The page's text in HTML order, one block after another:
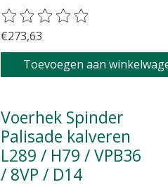
De beoordeling van dit
€273,63
Toevoegen aan
Voerhek Spinder
Palisade kalveren
L289 / H79 / VPB36
/ 8VP / D14